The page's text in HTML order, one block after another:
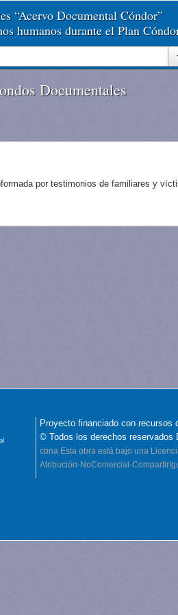
“Acervo Documental Cóndor”
humanos durante el Plan
Documentales
por testimonios de familiares y
Proyecto financiado con recursos
© Todos los derechos reservados
cbna Esta obra está bajo una
Atribución-NoComercial-